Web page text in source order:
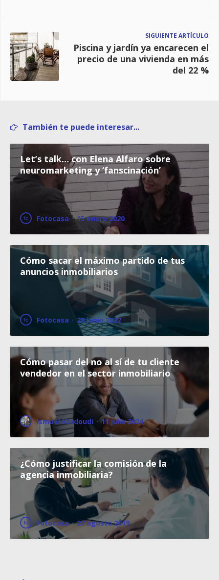
SIGUIENTE ARTÍCULO
Piscina y jardín ya encarecen el
precio de una vivienda en más
del 22 %
También te puede interesar...
Let’s talk… con Elena Alfaro sobre
neuromarketing y ‘fanscinación’
Fotocasa · 15 enero 2020
Cómo sacar el máximo partido de tus
anuncios inmobiliarios
Fotocasa · 28 junio 2022
Cómo pasar del no al sí de tu cliente
vendedor en el sector inmobiliario
Ismael Kardoudi · 11 julio 2024
¿Cómo justificar la comisión de la
agencia inmobiliaria?
Fotocasa · 27 agosto 2019